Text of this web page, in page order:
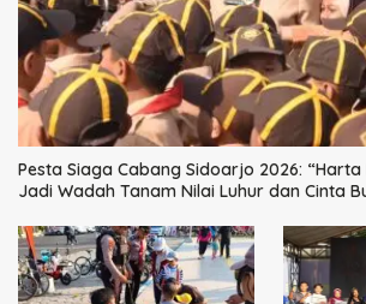
Pesta Siaga Cabang Sidoarjo 2026:
Jadi Wadah Tanam Nilai Luhur dan Cinta